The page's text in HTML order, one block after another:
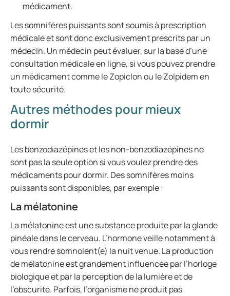
médicament.
Les somnifères puissants sont soumis à prescription
médicale et sont donc exclusivement prescrits par un
médecin. Un médecin peut évaluer, sur la base d’une
consultation médicale en ligne, si vous pouvez prendre
un médicament comme le Zopiclon ou le Zolpidem en
toute sécurité.
Autres méthodes pour mieux
dormir
Les benzodiazépines et les non-benzodiazépines ne
sont pas la seule option si vous voulez prendre des
médicaments pour dormir. Des somnifères moins
puissants sont disponibles, par exemple :
La mélatonine
La mélatonine est une substance produite par la glande
pinéale dans le cerveau. L’hormone veille notamment à
vous rendre somnolent(e) la nuit venue. La production
de mélatonine est grandement influencée par l’horloge
biologique et par la perception de la lumière et de
l’obscurité. Parfois, l’organisme ne produit pas